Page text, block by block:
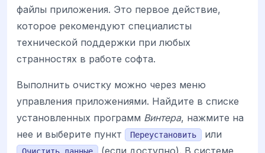
файлы приложения. Это первое действие,
которое рекомендуют специалисты
технической поддержки при любых
странностях в работе софта.
Выполнить очистку можно через меню
управления приложениями. Найдите в списке
установленных программ Винтера, нажмите на
нее и выберите пункт
Переустановить или